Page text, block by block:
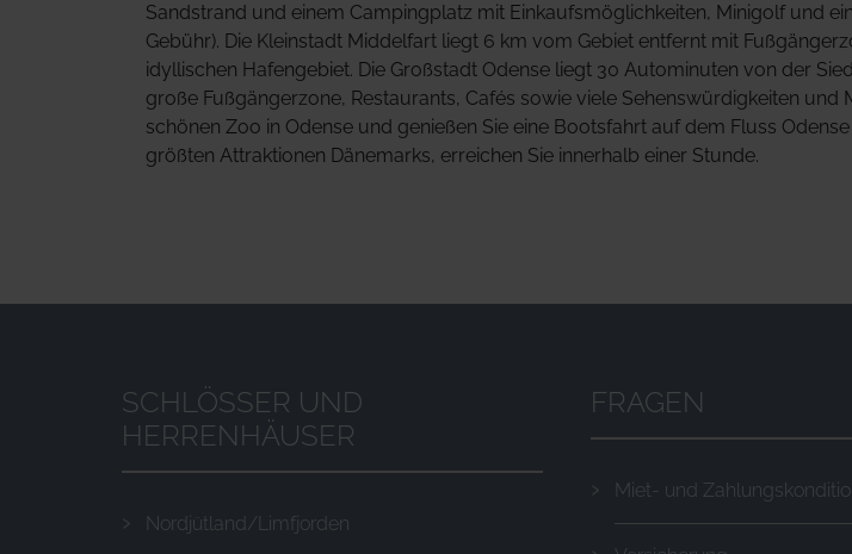
Sandstrand und einem Campingplatz mit Einkaufsmöglichkeiten, Minigolf und
Gebühr). Die Kleinstadt Middelfart liegt 6 km vom Gebiet entfernt mit
idyllischen Hafengebiet. Die Großstadt Odense liegt 30 Autominuten von der
große Fußgängerzone, Restaurants, Cafés sowie viele Sehenswürdigkeiten und
schönen Zoo in Odense und genießen Sie eine Bootsfahrt auf dem Fluss
größten Attraktionen Dänemarks, erreichen Sie innerhalb einer Stunde.
SCHLÖSSER UND
HERRENHÄUSER
Nordjütland/Limfjorden
FRAGEN
Miet- und